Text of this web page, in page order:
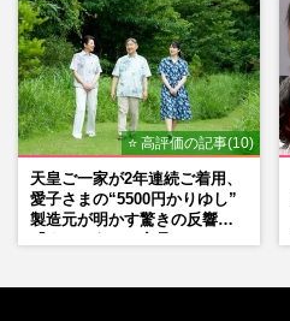
⭐ 高評価の記事(10)
天皇ご一家が2年連続ご着用、
愛子さまの“5500円かりゆし”
製造元が明かす驚きの反響